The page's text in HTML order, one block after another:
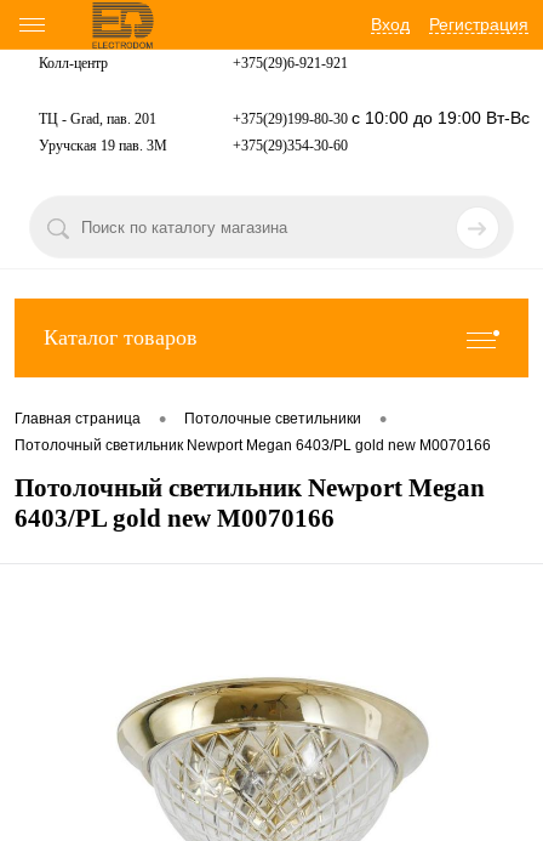
Вход Регистрация
Колл-центр +375(29)6-921-921
ТЦ - Grad, пав. 201 +375(29)199-80-30 с 10:00 до 19:00 Вт-Вс
Уручская 19 пав. 3М +375(29)354-30-60
Каталог товаров
Главная страница • Потолочные светильники •
Потолочный светильник Newport Megan 6403/PL gold new М0070166
Потолочный светильник Newport Megan
6403/PL gold new М0070166